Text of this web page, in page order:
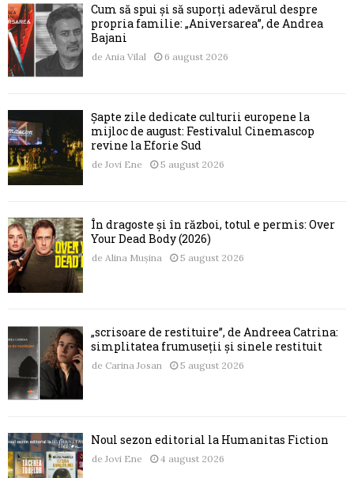
Cum să spui și să suporți adevărul despre
propria familie: „Aniversarea”, de Andrea
Bajani
de Ania Vilal 6 august 2026
Șapte zile dedicate culturii europene la
mijloc de august: Festivalul Cinemascop
revine la Eforie Sud
de Jovi Ene 5 august 2026
În dragoste și în război, totul e permis: Over
Your Dead Body (2026)
de Alina Mușina 5 august 2026
„scrisoare de restituire”, de Andreea Catrina:
simplitatea frumuseții și sinele restituit
de Carina Josan 5 august 2026
Noul sezon editorial la Humanitas Fiction
de Jovi Ene 4 august 2026